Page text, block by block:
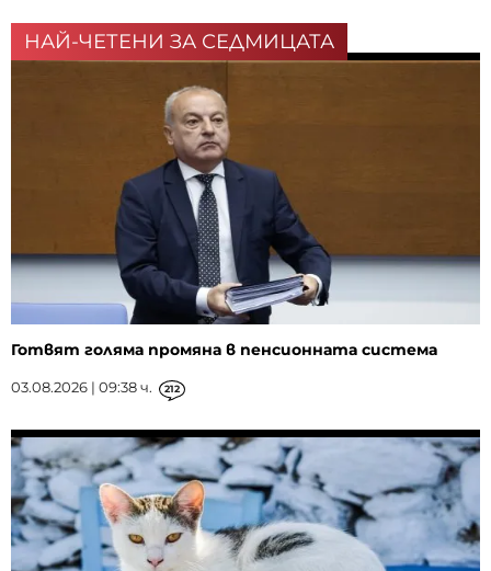
НАЙ-ЧЕТЕНИ ЗА СЕДМИЦАТА
Готвят голяма промяна в пенсионната система
03.08.2026 | 09:38 ч. 212